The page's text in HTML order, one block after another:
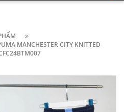
MANCHESTER CITY KNITTED